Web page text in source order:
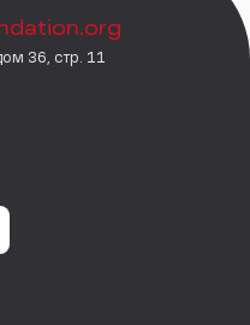
36, стр. 11